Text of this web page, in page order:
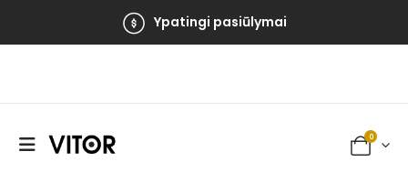
Ypatingi pasiūlymai
0